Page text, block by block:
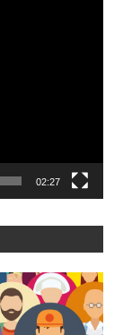
02:27